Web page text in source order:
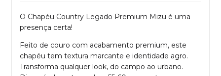
O Chapéu Country Legado Premium Mizu é uma
presença certa!
Feito de couro com acabamento premium, este
chapéu tem textura marcante e identidade agro.
Transforma qualquer look, do campo ao urbano.